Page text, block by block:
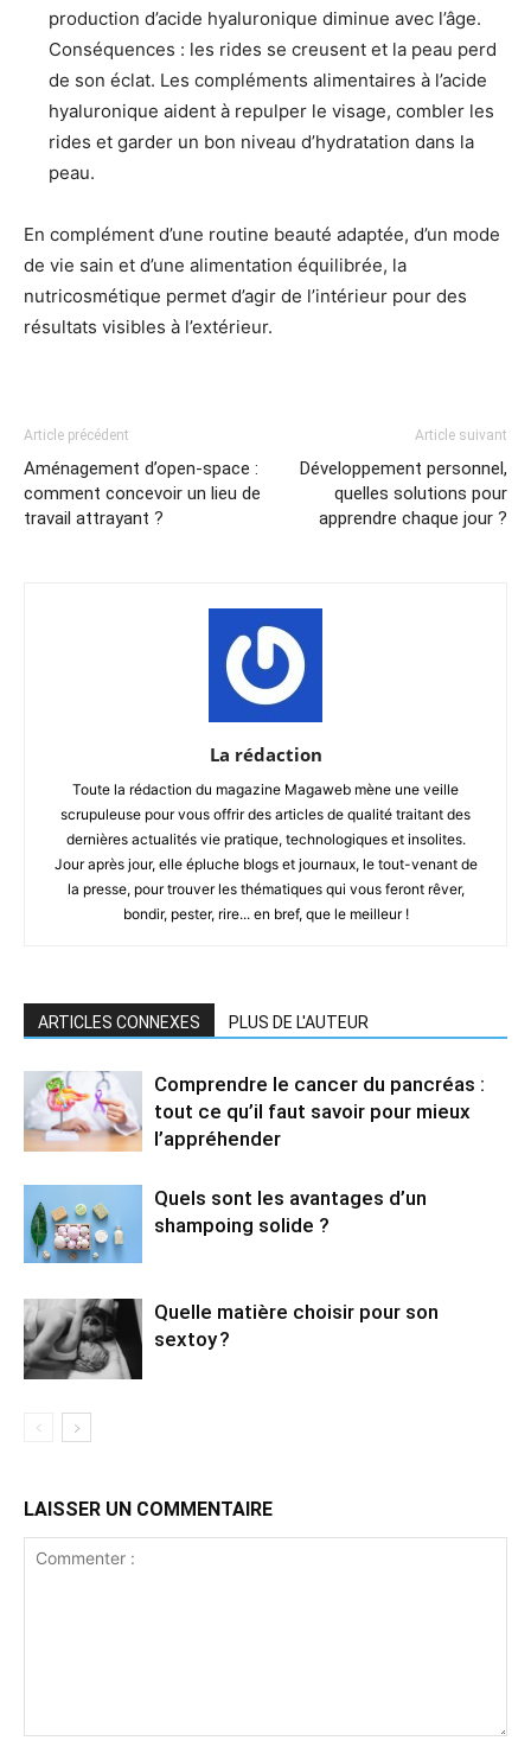
production d’acide hyaluronique diminue avec l’âge.
Conséquences : les rides se creusent et la peau perd
de son éclat. Les compléments alimentaires à l’acide
hyaluronique aident à repulper le visage, combler les
rides et garder un bon niveau d’hydratation dans la
peau.
En complément d’une routine beauté adaptée, d’un mode
de vie sain et d’une alimentation équilibrée, la
nutricosmétique permet d’agir de l’intérieur pour des
résultats visibles à l’extérieur.
Article précédent
Aménagement d’open-space :
comment concevoir un lieu de
travail attrayant ?
Article suivant
Développement personnel,
quelles solutions pour
apprendre chaque jour ?
La rédaction
Toute la rédaction du magazine Magaweb mène une veille
scrupuleuse pour vous offrir des articles de qualité traitant des
dernières actualités vie pratique, technologiques et insolites.
Jour après jour, elle épluche blogs et journaux, le tout-venant de
la presse, pour trouver les thématiques qui vous feront rêver,
bondir, pester, rire... en bref, que le meilleur !
ARTICLES CONNEXES PLUS DE L'AUTEUR
Comprendre le cancer du pancréas :
tout ce qu’il faut savoir pour mieux
l’appréhender
Quels sont les avantages d’un
shampoing solide ?
Quelle matière choisir pour son
sextoy ?
LAISSER UN COMMENTAIRE